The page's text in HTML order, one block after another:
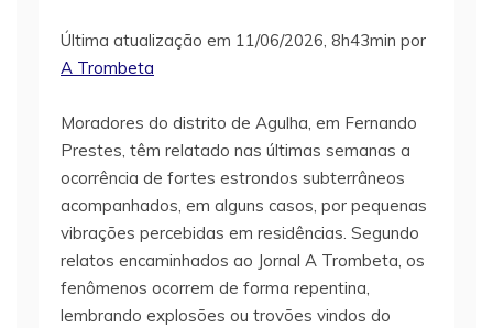
Última atualização em 11/06/2026, 8h43min por
A Trombeta
Moradores do distrito de Agulha, em Fernando
Prestes, têm relatado nas últimas semanas a
ocorrência de fortes estrondos subterrâneos
acompanhados, em alguns casos, por pequenas
vibrações percebidas em residências. Segundo
relatos encaminhados ao Jornal A Trombeta, os
fenômenos ocorrem de forma repentina,
lembrando explosões ou trovões vindos do